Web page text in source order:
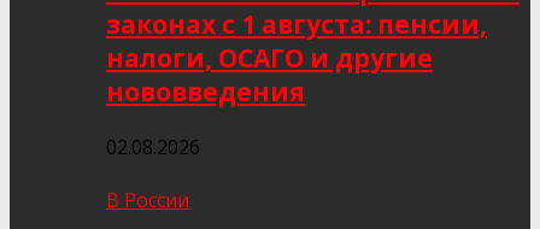
законах с 1 августа: пенсии,
налоги, ОСАГО и другие
нововведения
02.08.2026
В России